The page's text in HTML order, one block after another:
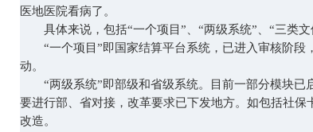
医地医院看病了。
具体来说，包括“一个项目”、“两级系统”、“三类文
“一个项目”即国家结算平台系统，已进入审核阶段
动。
“两级系统”即部级和省级系统。目前一部分模块已
要进行部、省对接，改革要求已下发地方。如包括社
改造。